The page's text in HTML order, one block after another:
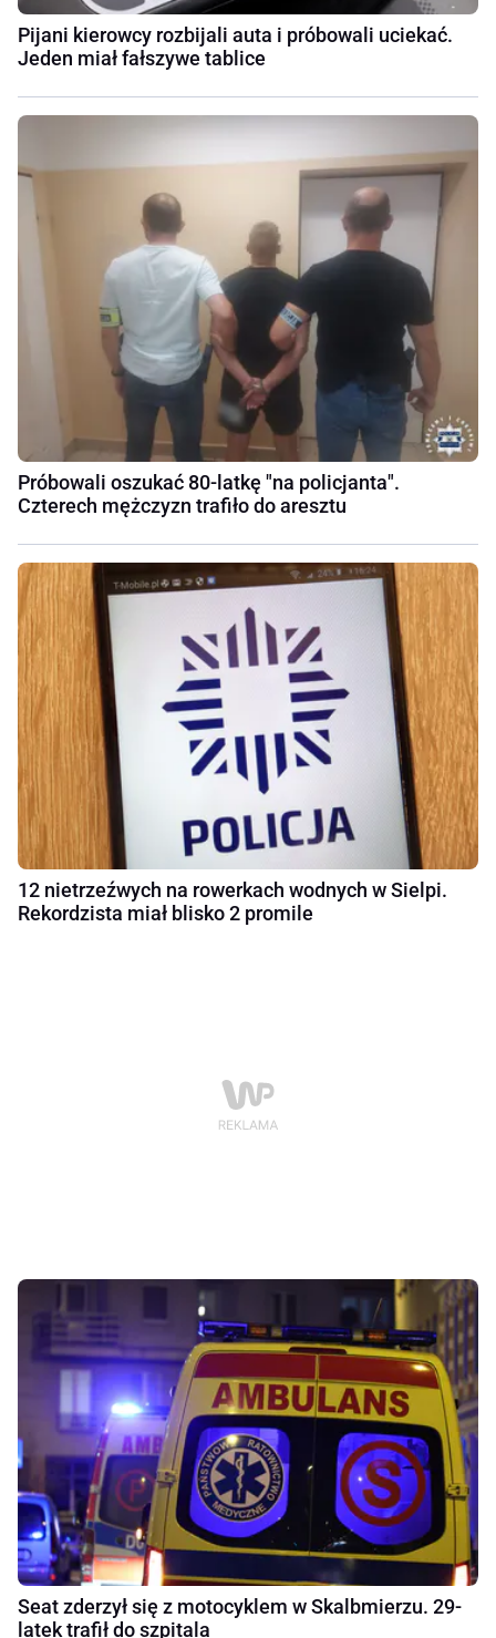
Pijani kierowcy rozbijali auta i próbowali uciekać.
Jeden miał fałszywe tablice
Próbowali oszukać 80-latkę "na policjanta".
Czterech mężczyzn trafiło do aresztu
12 nietrzeźwych na rowerkach wodnych w Sielpi.
Rekordzista miał blisko 2 promile
Seat zderzył się z motocyklem w Skalbmierzu. 29-
latek trafił do szpitala